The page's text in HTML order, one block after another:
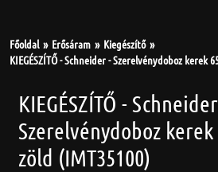
Főoldal Erősáram
Kiegészítő
KIEGÉSZÍTŐ - Schneider - Szerelvénydoboz kerek
KIEGÉSZÍTŐ -
Szerelvénydoboz kerek
zöld (IMT35100)